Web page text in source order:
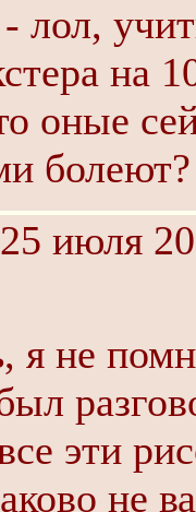
лол,
на
оные
болеют?
июля
не
эти
не